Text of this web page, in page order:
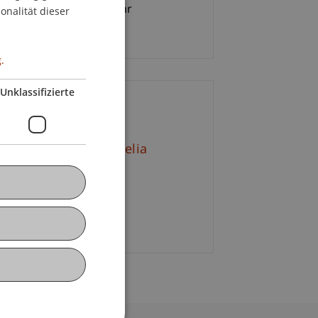
Do ab 18.00 Uhr
Mag. arch. Cornelia
Mätzler
dieser
Unklassifizierte